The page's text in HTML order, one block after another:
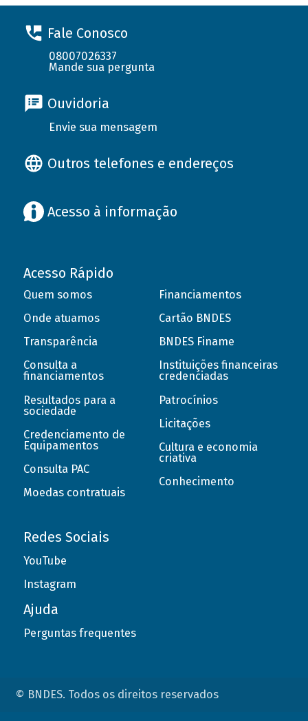
Fale Conosco
08007026337
Mande sua pergunta
Ouvidoria
Envie sua mensagem
Outros telefones e endereços
Acesso à informação
Acesso Rápido
Quem somos
Onde atuamos
Transparência
Consulta a
financiamentos
Resultados para a
sociedade
Credenciamento de
Equipamentos
Consulta PAC
Moedas contratuais
Financiamentos
Cartão BNDES
BNDES Finame
Instituições financeiras
credenciadas
Patrocínios
Licitações
Cultura e economia
criativa
Conhecimento
Redes Sociais
YouTube
Instagram
Ajuda
Perguntas frequentes
© BNDES. Todos os direitos reservados